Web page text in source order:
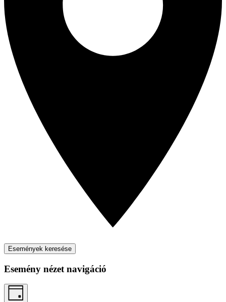
Események keresése
Esemény nézet navigáció